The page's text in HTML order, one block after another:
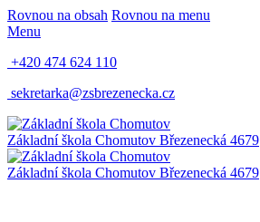
Rovnou na obsah Rovnou na menu
Menu
+420 474 624 110
sekretarka@zsbrezenecka.cz
Základní škola Chomutov Březenecká 4679
Základní škola Chomutov Březenecká 4679